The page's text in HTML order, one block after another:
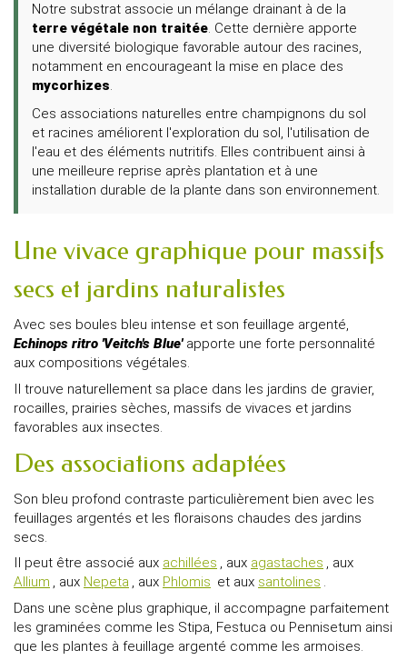
Notre substrat associe un mélange drainant à de la
terre végétale non traitée. Cette dernière apporte
une diversité biologique favorable autour des racines,
notamment en encourageant la mise en place des
mycorhizes.
Ces associations naturelles entre champignons du sol
et racines améliorent l'exploration du sol, l'utilisation de
l'eau et des éléments nutritifs. Elles contribuent ainsi à
une meilleure reprise après plantation et à une
installation durable de la plante dans son environnement.
Une vivace graphique pour massifs
secs et jardins naturalistes
Avec ses boules bleu intense et son feuillage argenté,
Echinops ritro 'Veitch's Blue'apporte une forte personnalité
aux compositions végétales.
Il trouve naturellement sa place dans les jardins de gravier,
rocailles, prairies sèches, massifs de vivaces et jardins
favorables aux insectes.
Des associations adaptées
Son bleu profond contraste particulièrement bien avec les
feuillages argentés et les floraisons chaudes des jardins
secs.
Il peut être associé aux achillées , aux agastaches , aux
Allium , aux Nepeta , aux Phlomis et aux santolines .
Dans une scène plus graphique, il accompagne parfaitement
les graminées comme les Stipa, Festuca ou Pennisetum ainsi
que les plantes à feuillage argenté comme les armoises.